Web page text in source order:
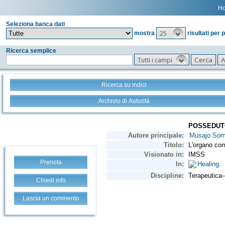
Seleziona banca dati
mostra
25 risultati per
Ricerca semplice
Tutti i campi
Ricerca su indici
Archivio di Autorità
Prenota
Chiedi info
Lascia un commento